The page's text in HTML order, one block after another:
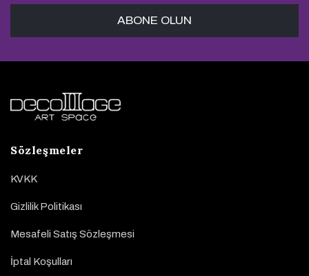
Sözleşmeler
KVKK
Gizlilik Politikası
Mesafeli Satış Sözleşmesi
İptal Koşulları